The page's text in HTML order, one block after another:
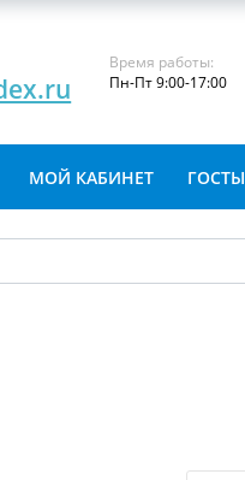
Время работы:
Пн-Пт 9:00-17:00
МОЙ КАБИНЕТ ГОСТЫ